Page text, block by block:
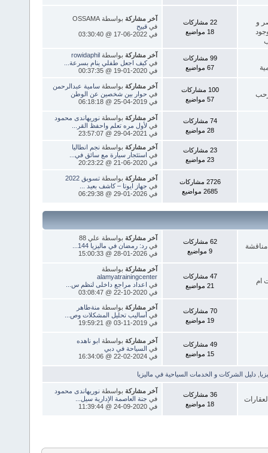
و
22 مشاركات
18 مواضيع
آخر مشاركة بواسطة OSSAMA
فيقبيح
في 2022-06-17 @ 03:30:40
99 مشاركات
67 مواضيع
آخر مشاركة بواسطةrowidaphil
فيكيف اجعل طفلي ينام بسرعة...
في 2020-01-19 @ 00:37:35
100 مشاركات
57 مواضيع
آخر مشاركة بواسطةسامية عبدالرحمن
في حوار بين شخصين عن الوطن
في 2019-04-25 @ 06:18:18
74 مشاركات
28 مواضيع
آخر مشاركة بواسطة نوريهاندى محمود
فيلأول مره تعلم واحفظ القر...
في 2021-04-29 @ 23:57:07
23 مشاركات
23 مواضيع
آخر مشاركة بواسطة نجم انطاليا
في استئجار سيارة مع سائق في...
في 2020-06-21 @ 20:23:22
2726 مشاركات
2685 مواضيع
آخر مشاركة بواسطةتسويق 2022
في جهاز ايوتا – كاشف بعيد ...
في 2026-01-29 @ 06:29:38
مناقشة
62 مشاركات
9 مواضيع
آخر مشاركة بواسطة علي 88
فيرد: رمضان في ماليزيا 144...
في 2026-01-28 @ 15:00:33
ام
47 مشاركات
21 مواضيع
آخر مشاركة بواسطة
alamyatrainingcenter
في اعداد مراجع داخلى لنظم س...
في 2020-10-22 @ 03:08:47
70 مشاركات
19 مواضيع
آخر مشاركة بواسطة منةطاهر
فيأساليب تحليل المشكلات وص...
في 2019-11-03 @ 19:59:21
49 مشاركات
15 مواضيع
آخر مشاركة بواسطة ابو ناهده
في السياحة في دبي
في 2024-02-22 @ 16:34:06
دليل الشركات و الخدمات السياحية في ماليزيا
36 مشاركات
18 مواضيع
آخر مشاركة بواسطة نوريهاندى محمود
في جنة العاصمة الإدارية سيل...
في 2020-09-24 @ 11:39:44